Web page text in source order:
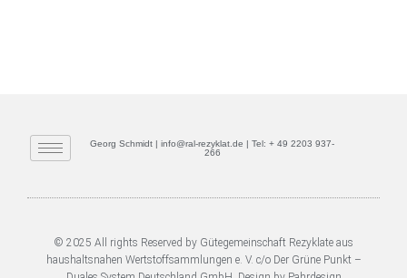
Georg Schmidt | info@ral-rezyklat.de | Tel: + 49 2203 937-
266
© 2025 All rights Reserved by Gütegemeinschaft Rezyklate aus
haushaltsnahen Wertstoffsammlungen e. V. c/o Der Grüne Punkt –